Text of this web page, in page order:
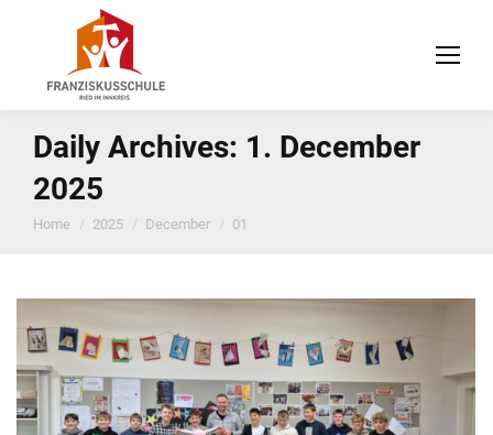
Daily Archives: 1. December
2025
You are here:
Home 2025 December 01